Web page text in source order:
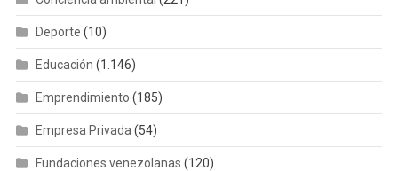
Deporte (10)
Educación (1.146)
Emprendimiento (185)
Empresa Privada (54)
Fundaciones venezolanas (120)